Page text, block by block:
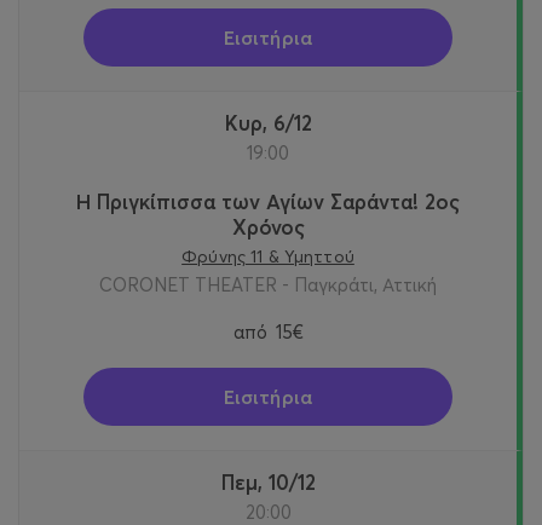
Εισιτήρια
Κυρ, 6/12
19:00
Η Πριγκίπισσα των Αγίων Σαράντα! 2oς
Χρόνος
Φρύνης 11 & Υμηττού
CORONET THEATER - Παγκράτι, Αττική
από 15€
Εισιτήρια
Πεμ, 10/12
20:00